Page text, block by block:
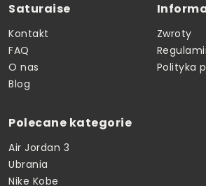
Saturaise
Kontakt
FAQ
O nas
Blog
Zwroty
Polityka
Polecane kategorie
Air Jordan 3
Ubrania
Nike Kobe